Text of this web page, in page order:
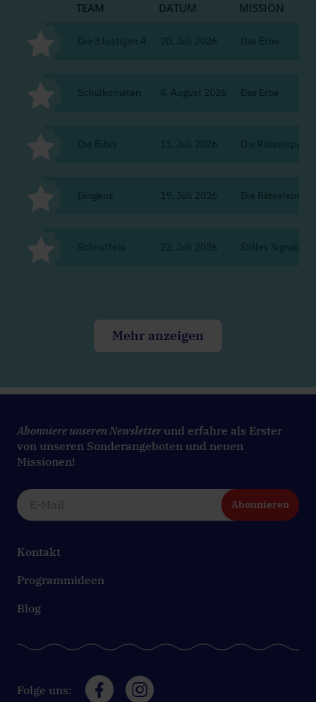
TEAM DATUM MISSION
Die 3 lustigen 4 20. Juli 2026 Das Erbe
Schulkomaten 4. August 2026 Das Erbe
Die Bibis 11. Juli 2026 Die Rätselspur
Dingens 19. Juli 2026 Die Rätselspur
Schnuffels 22. Juli 2026 Stilles Signal:
Mehr anzeigen
Abonniere unseren Newsletterund erfahre als Erster
von unseren Sonderangeboten und neuen
Missionen!
Abonnieren
Kontakt
Programmideen
Blog
Folge uns: